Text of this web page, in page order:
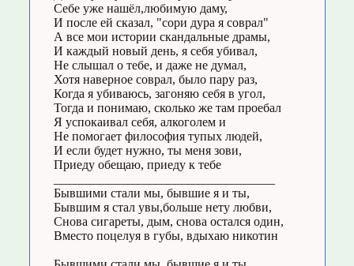
Себе уже нашёл,любимую даму,
И после ей сказал, "сори дура я соврал"
А все мои истории скандальные драмы,
И каждый новый день, я себя убивал,
Не слышал о тебе, и даже не думал,
Хотя наверное соврал, было пару раз,
Когда я убиваюсь, загоняю себя в угол,
Тогда и понимаю, сколько же там проебал
Я успокаивал себя, алкоголем и
Не помогает философия тупых людей,
И если будет нужно, ты меня зови,
Приеду обещаю, приеду к тебе
Бывшими стали мы, бывшие я и ты,
Бывшим я стал увы,больше нету любви,
Снова сигареты, дым, снова остался один,
Вместо поцелуя в губы, вдыхаю никотин